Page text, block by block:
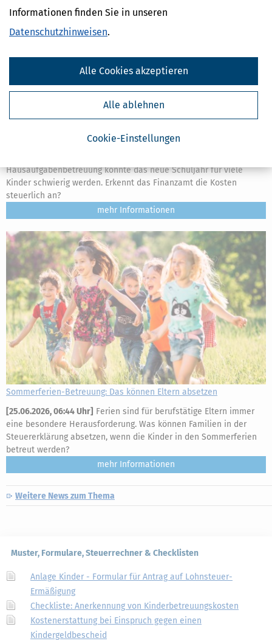
Informationen finden Sie in unseren
Datenschutzhinweisen.
Cookie-Einstellungen
Alle ablehnen
Alle Cookies akzeptieren
Steuererklärung: Ist Nachhilfeunterricht absetzbar?
Hausaufgabenbetreuung könnte das neue Schuljahr für viele
Kinder schwierig werden. Erkennt das Finanzamt die Kosten
steuerlich an?
mehr
Sommerferien-Betreuung: Das können Eltern absetzen
[25.06.2026, 06:44 Uhr] Ferien sind für berufstätige Eltern immer
eine besondere Herausforderung. Was können Familien in der
Steuererklärung absetzen, wenn die Kinder in den Sommerferien
betreut werden?
mehr
Weitere News zum Thema
Muster, Formulare, Steuerrechner & Checklisten
Anlage Kinder - Formular für Antrag auf Lohnsteuer-
Ermäßigung
Checkliste: Anerkennung von Kinderbetreuungskosten
Kostenerstattung bei Einspruch gegen einen
Kindergeldbescheid